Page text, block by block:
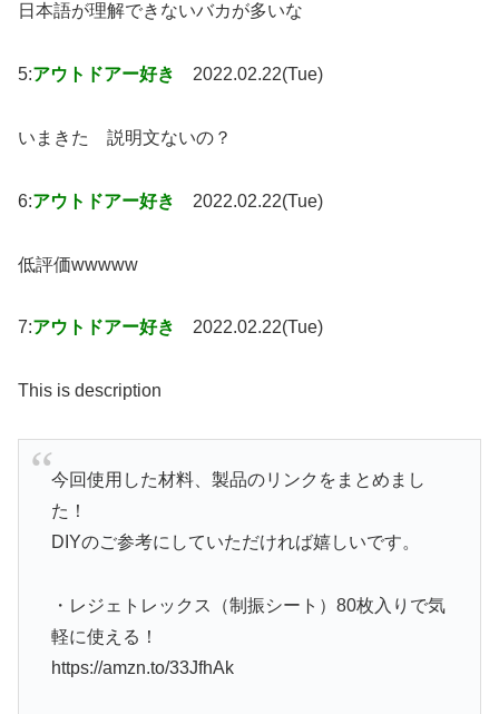
日本語が理解できないバカが多いな
5:アウトドアー好き 2022.02.22(Tue)
いまきた 説明文ないの？
6:アウトドアー好き 2022.02.22(Tue)
低評価wwwww
7:アウトドアー好き 2022.02.22(Tue)
This is description
今回使用した材料、製品のリンクをまとめまし
た！
DIYのご参考にしていただければ嬉しいです。
・レジェトレックス（制振シート）80枚入りで気
軽に使える！
https://amzn.to/33JfhAk